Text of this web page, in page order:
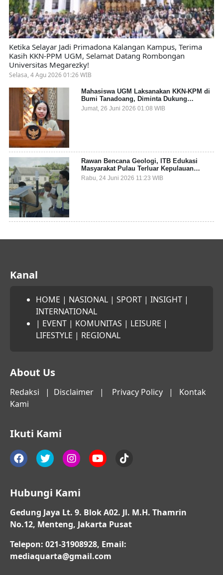
Ketika Selayar Jadi Primadona Kalangan Kampus, Terima
Kasih KKN-PPM UGM, Selamat Datang Rombongan
Universitas Megarezky!
Selasa, 4 Agu 2026 01:26 WIB
Mahasiswa UGM Laksanakan KKN-KPM di
Bumi Tanadoang, Diminta Dukung
Gemerlap dan Beri Solusi pada Persoalan
Sampah Pesisir
Jumat, 26 Juni 2026 01:08 WIB
Rawan Bencana Geologi, ITB Edukasi
Masyarakat Pulau Terluar Kepulauan
Selayar Terkait Mitigasi Berbasis Kawasan
Pesisir
Rabu, 24 Juni 2026 11:23 WIB
Kanal
HOME | NASIONAL | SPORT | INSIGHT |
INTERNATIONAL
| EVENT | KOMUNITAS | LEISURE |
LIFESTYLE | REGIONAL
About Us
Redaksi | Disclaimer | Privacy Policy | Kontak
Kami
Ikuti Kami
Hubungi Kami
Gedung Jaya Lt. 9. Blok A02. Jl. M.H. Thamrin
No.12, Menteng, Jakarta Pusat
Telepon: 021-31908928, Email:
mediaquarta@gmail.com